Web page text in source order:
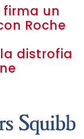
firma un
Roche
distrofia